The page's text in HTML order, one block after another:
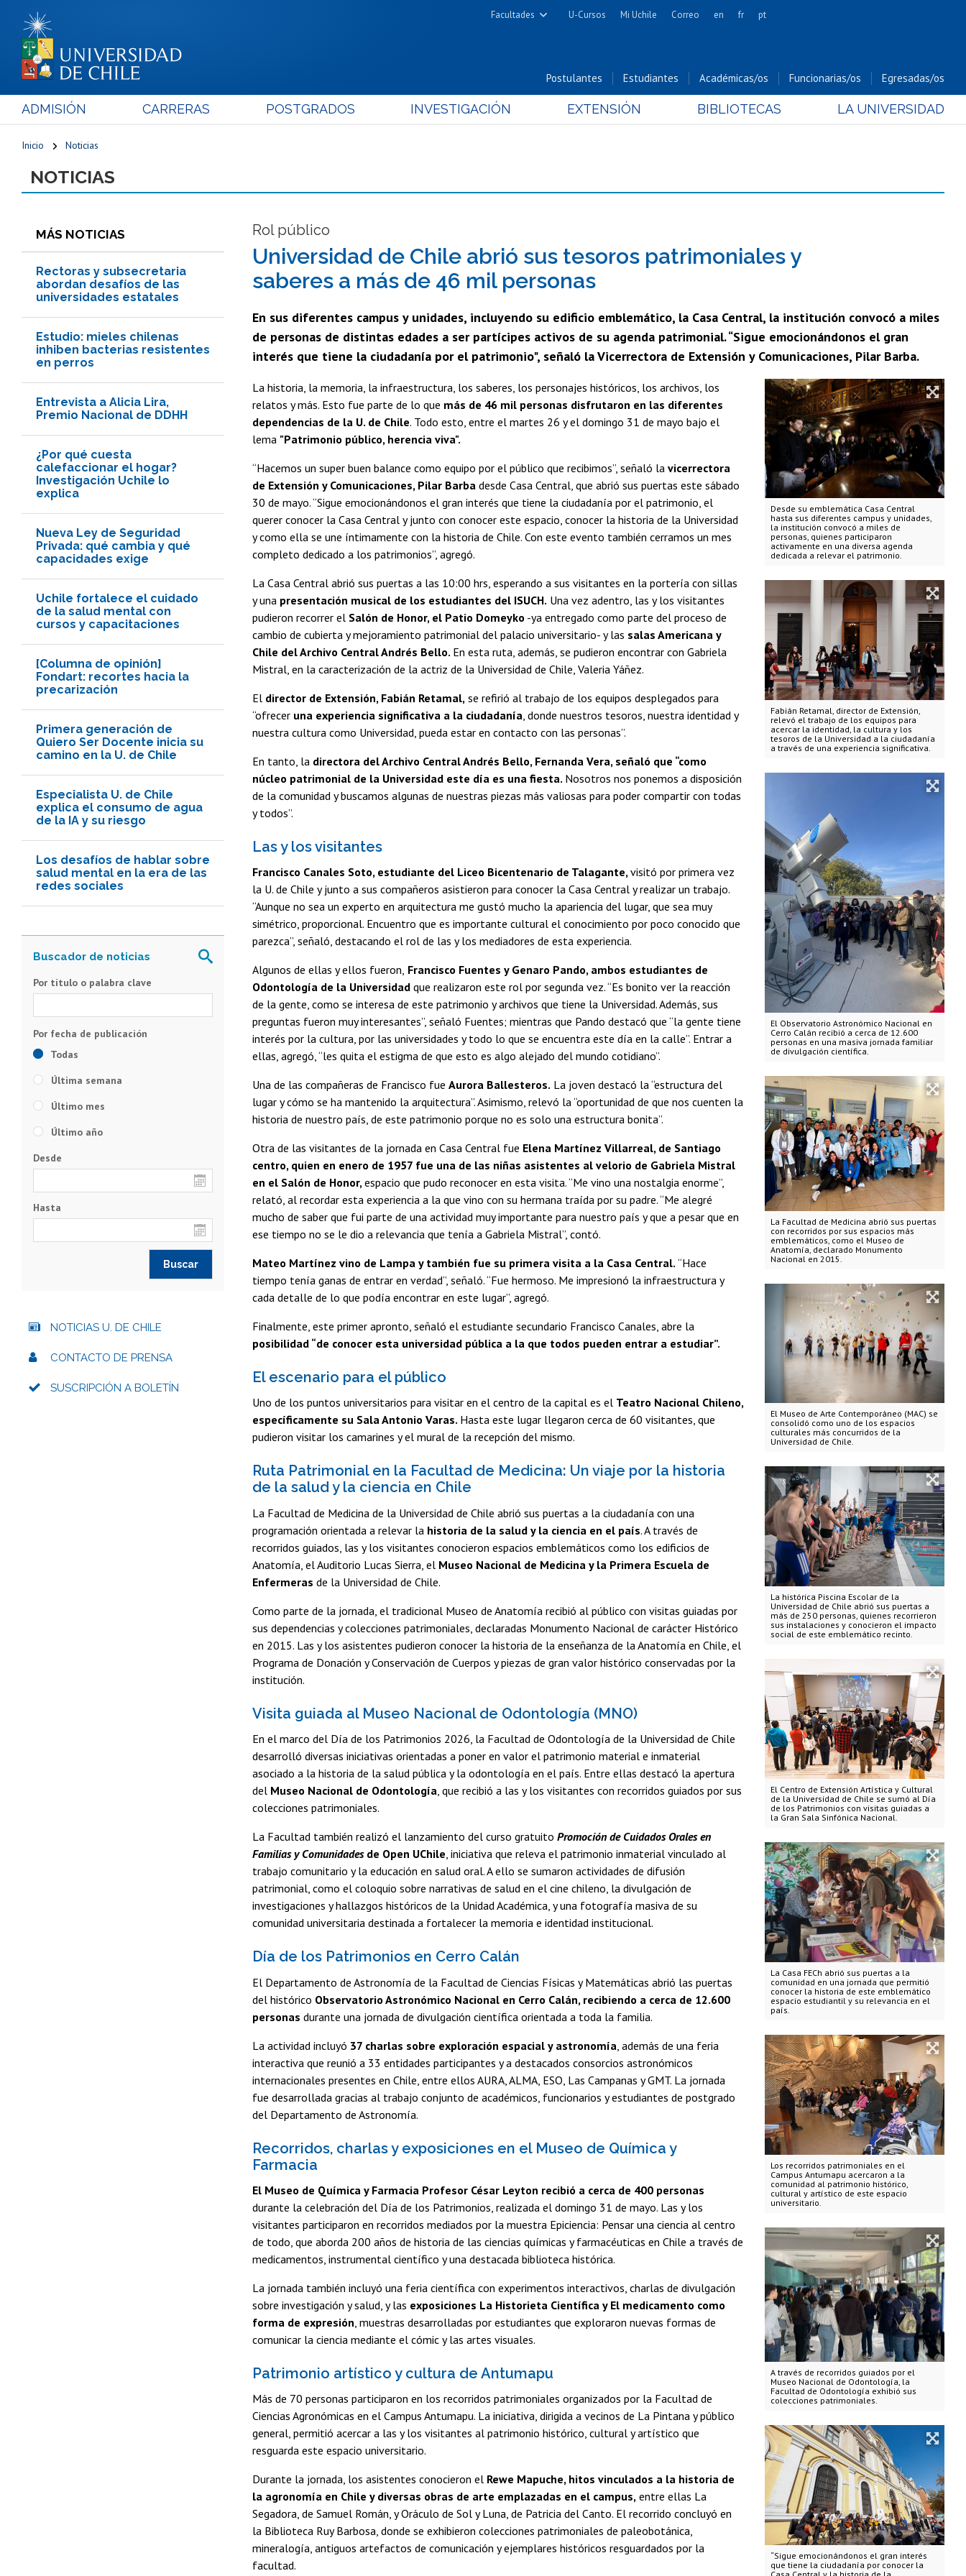
Facultades
Cs. Físicas y Matemáticas
Cs. Forestales y Conservación
Cs. Químicas y Farmacéuticas
Cs. Sociales
Nutrición y Tecnología de
Bachillerato
U-Cursos Mi Uchile Correo en fr pt
Postulantes Estudiantes Académicas/os Funcionarias/os Egresadas/os
ADMISIÓN CARRERAS POSTGRADOS INVESTIGACIÓN EXTENSIÓN BIBLIOTECAS LA UNIVERSIDAD
Inicio Noticias
NOTICIAS
MÁS NOTICIAS
Rectoras y subsecretaria
abordan desafíos de las
universidades estatales
Estudio: mieles chilenas
inhiben bacterias resistentes
en perros
Entrevista a Alicia Lira,
Premio Nacional de DDHH
¿Por qué cuesta
calefaccionar el hogar?
Investigación Uchile lo
explica
Nueva Ley de Seguridad
Privada: qué cambia y qué
capacidades exige
Uchile fortalece el cuidado
de la salud mental con
cursos y capacitaciones
[Columna de opinión]
Fondart: recortes hacia la
precarización
Primera generación de
Quiero Ser Docente inicia su
camino en la U. de Chile
Especialista U. de Chile
explica el consumo de agua
de la IA y su riesgo
Los desafíos de hablar sobre
salud mental en la era de las
redes sociales
Rol público
Universidad de Chile abrió sus tesoros patrimoniales y
saberes a más de 46 mil personas
En sus diferentes campus y unidades, incluyendo su edificio emblemático, la Casa Central, la institución convocó a miles
de personas de distintas edades a ser partícipes activos de su agenda patrimonial. “Sigue emocionándonos el gran
interés que tiene la ciudadanía por el patrimonio", señaló la Vicerrectora de Extensión y Comunicaciones, Pilar Barba.
Desde su emblemática Casa Central
hasta sus diferentes campus y unidades,
la institución convocó a miles de
personas, quienes participaron
activamente en una diversa agenda
dedicada a relevar el patrimonio.
Fabián Retamal, director de Extensión,
relevó el trabajo de los equipos para
acercar la identidad, la cultura y los
tesoros de la Universidad a la ciudadanía
a través de una experiencia significativa.
El Observatorio Astronómico Nacional en
Cerro Calán recibió a cerca de 12.600
personas en una masiva jornada familiar
de divulgación científica.
La Facultad de Medicina abrió sus puertas
con recorridos por sus espacios más
emblemáticos, como el Museo de
Anatomía, declarado Monumento
Nacional en 2015.
El Museo de Arte Contemporáneo (MAC) se
consolidó como uno de los espacios
culturales más concurridos de la
Universidad de Chile.
La histórica Piscina Escolar de la
Universidad de Chile abrió sus puertas a
más de 250 personas, quienes recorrieron
sus instalaciones y conocieron el impacto
social de este emblemático recinto.
El Centro de Extensión Artística y Cultural
de la Universidad de Chile se sumó al Día
de los Patrimonios con visitas guiadas a
la Gran Sala Sinfónica Nacional.
La Casa FECh abrió sus puertas a la
comunidad en una jornada que permitió
conocer la historia de este emblemático
espacio estudiantil y su relevancia en el
país.
Los recorridos patrimoniales en el
Campus Antumapu acercaron a la
comunidad al patrimonio histórico,
cultural y artístico de este espacio
universitario.
A través de recorridos guiados por el
Museo Nacional de Odontología, la
Facultad de Odontología exhibió sus
colecciones patrimoniales.
“Sigue emocionándonos el gran interés
que tiene la ciudadanía por conocer la
La historia, la memoria, la infraestructura, los saberes, los personajes históricos, los archivos, los
relatos y más. Esto fue parte de lo que más de 46 mil personas disfrutaron en las diferentes
dependencias de la U. de Chile. Todo esto, entre el martes 26 y el domingo 31 de mayo bajo el
lema "Patrimonio público, herencia viva".
“Hacemos un super buen balance como equipo por el público que recibimos”, señaló la vicerrectora
de Extensión y Comunicaciones, Pilar Barba desde Casa Central, que abrió sus puertas este sábado
30 de mayo. “Sigue emocionándonos el gran interés que tiene la ciudadanía por el patrimonio, el
querer conocer la Casa Central y junto con conocer este espacio, conocer la historia de la Universidad
y como ella se une íntimamente con la historia de Chile. Con este evento también cerramos un mes
completo dedicado a los patrimonios”, agregó.
La Casa Central abrió sus puertas a las 10:00 hrs, esperando a sus visitantes en la portería con sillas
y una presentación musical de los estudiantes del ISUCH. Una vez adentro, las y los visitantes
pudieron recorrer el Salón de Honor, el Patio Domeyko -ya entregado como parte del proceso de
cambio de cubierta y mejoramiento patrimonial del palacio universitario- y las salas Americana y
Chile del Archivo Central Andrés Bello. En esta ruta, además, se pudieron encontrar con Gabriela
Mistral, en la caracterización de la actriz de la Universidad de Chile, Valeria Yáñez.
El director de Extensión, Fabián Retamal, se refirió al trabajo de los equipos desplegados para
“ofrecer una experiencia significativa a la ciudadanía , donde nuestros tesoros, nuestra identidad y
nuestra cultura como Universidad, pueda estar en contacto con las personas”.
En tanto, la directora del Archivo Central Andrés Bello, Fernanda Vera, señaló que “como
núcleo patrimonial de la Universidad este día es una fiesta. Nosotros nos ponemos a disposición
de la comunidad y buscamos algunas de nuestras piezas más valiosas para poder compartir con todas
y todos”.
Las y los visitantes
Francisco Canales Soto, estudiante del Liceo Bicentenario de Talagante,visitó por primera vez
la U. de Chile y junto a sus compañeros asistieron para conocer la Casa Central y realizar un trabajo.
“Aunque no sea un experto en arquitectura me gustó mucho la apariencia del lugar, que sea muy
simétrico, proporcional. Encuentro que es importante cultural el conocimiento por poco conocido que
parezca”, señaló, destacando el rol de las y los mediadores de esta experiencia.
Algunos de ellas y ellos fueron, Francisco Fuentes y Genaro Pando, ambos estudiantes de
Odontología de la Universidad que realizaron este rol por segunda vez. “Es bonito ver la reacción
de la gente, como se interesa de este patrimonio y archivos que tiene la Universidad. Además, sus
preguntas fueron muy interesantes”, señaló Fuentes; mientras que Pando destacó que “la gente tiene
interés por la cultura, por las universidades y todo lo que se encuentra este día en la calle”. Entrar a
ellas, agregó, “les quita el estigma de que esto es algo alejado del mundo cotidiano”.
Una de las compañeras de Francisco fue Aurora Ballesteros. La joven destacó la “estructura del
lugar y cómo se ha mantenido la arquitectura”. Asimismo, relevó la “oportunidad de que nos cuenten la
historia de nuestro país, de este patrimonio porque no es solo una estructura bonita”.
Otra de las visitantes de la jornada en Casa Central fue Elena Martínez Villarreal, de Santiago
centro, quien en enero de 1957 fue una de las niñas asistentes al velorio de Gabriela Mistral
en el Salón de Honor,espacio que pudo reconocer en esta visita. “Me vino una nostalgia enorme”,
relató, al recordar esta experiencia a la que vino con su hermana traída por su padre. “Me alegré
mucho de saber que fui parte de una actividad muy importante para nuestro país y que a pesar que en
ese tiempo no se le dio a relevancia que tenía a Gabriela Mistral”, contó.
Mateo Martínez vino de Lampa y también fue su primera visita a la Casa Central. “Hace
tiempo tenía ganas de entrar en verdad”, señaló. “Fue hermoso. Me impresionó la infraestructura y
cada detalle de lo que podía encontrar en este lugar”, agregó.
Finalmente, este primer apronto, señaló el estudiante secundario Francisco Canales, abre la
posibilidad “de conocer esta universidad pública a la que todos pueden entrar a estudiar”.
El escenario para el público
Uno de los puntos universitarios para visitar en el centro de la capital es el Teatro Nacional Chileno,
específicamente su Sala Antonio Varas. Hasta este lugar llegaron cerca de 60 visitantes, que
pudieron visitar los camarines y el mural de la recepción del mismo.
Ruta Patrimonial en la Facultad de Medicina: Un viaje por la historia
de la salud y la ciencia en Chile
La Facultad de Medicina de la Universidad de Chile abrió sus puertas a la ciudadanía con una
programación orientada a relevar la historia de la salud y la ciencia en el país. A través de
recorridos guiados, las y los visitantes conocieron espacios emblemáticos como los edificios de
Anatomía, el Auditorio Lucas Sierra, el Museo Nacional de Medicina y la Primera Escuela de
Enfermeras de la Universidad de Chile.
Como parte de la jornada, el tradicional Museo de Anatomía recibió al público con visitas guiadas por
sus dependencias y colecciones patrimoniales, declaradas Monumento Nacional de carácter Histórico
en 2015. Las y los asistentes pudieron conocer la historia de la enseñanza de la Anatomía en Chile, el
Programa de Donación y Conservación de Cuerpos y piezas de gran valor histórico conservadas por la
institución.
Visita guiada al Museo Nacional de Odontología (MNO)
En el marco del Día de los Patrimonios 2026, la Facultad de Odontología de la Universidad de Chile
desarrolló diversas iniciativas orientadas a poner en valor el patrimonio material e inmaterial
asociado a la historia de la salud pública y la odontología en el país. Entre ellas destacó la apertura
del Museo Nacional de Odontología, que recibió a las y los visitantes con recorridos guiados por sus
colecciones patrimoniales.
La Facultad también realizó el lanzamiento del curso gratuito Promoción de Cuidados Orales en
Familias y Comunidadesde Open UChile, iniciativa que releva el patrimonio inmaterial vinculado al
trabajo comunitario y la educación en salud oral. A ello se sumaron actividades de difusión
patrimonial, como el coloquio sobre narrativas de salud en el cine chileno, la divulgación de
investigaciones y hallazgos históricos de la Unidad Académica, y una fotografía masiva de su
comunidad universitaria destinada a fortalecer la memoria e identidad institucional.
Día de los Patrimonios en Cerro Calán
El Departamento de Astronomía de la Facultad de Ciencias Físicas y Matemáticas abrió las puertas
del histórico Observatorio Astronómico Nacional en Cerro Calán, recibiendo a cerca de 12.600
personas durante una jornada de divulgación científica orientada a toda la familia.
La actividad incluyó 37 charlas sobre exploración espacial y astronomía , además de una feria
interactiva que reunió a 33 entidades participantes y a destacados consorcios astronómicos
internacionales presentes en Chile, entre ellos AURA, ALMA, ESO, Las Campanas y GMT. La jornada
fue desarrollada gracias al trabajo conjunto de académicos, funcionarios y estudiantes de postgrado
del Departamento de Astronomía.
Recorridos, charlas y exposiciones en el Museo de Química y
Farmacia
El Museo de Química y Farmacia Profesor César Leyton recibió a cerca de 400 personas
durante la celebración del Día de los Patrimonios, realizada el domingo 31 de mayo. Las y los
visitantes participaron en recorridos mediados por la muestra Epiciencia: Pensar una ciencia al centro
de todo, que aborda 200 años de historia de las ciencias químicas y farmacéuticas en Chile a través de
medicamentos, instrumental científico y una destacada biblioteca histórica.
La jornada también incluyó una feria científica con experimentos interactivos, charlas de divulgación
sobre investigación y salud, y las exposiciones La Historieta Científica y El medicamento como
forma de expresión, muestras desarrolladas por estudiantes que exploraron nuevas formas de
comunicar la ciencia mediante el cómic y las artes visuales.
Patrimonio artístico y cultura de Antumapu
Más de 70 personas participaron en los recorridos patrimoniales organizados por la Facultad de
Ciencias Agronómicas en el Campus Antumapu. La iniciativa, dirigida a vecinos de La Pintana y público
general, permitió acercar a las y los visitantes al patrimonio histórico, cultural y artístico que
resguarda este espacio universitario.
Durante la jornada, los asistentes conocieron el Rewe Mapuche, hitos vinculados a la historia de
la agronomía en Chile y diversas obras de arte emplazadas en el campus, entre ellas La
Segadora, de Samuel Román, y Oráculo de Sol y Luna, de Patricia del Canto. El recorrido concluyó en
la Biblioteca Ruy Barbosa, donde se exhibieron colecciones patrimoniales de paleobotánica,
mineralogía, antiguos artefactos de comunicación y ejemplares históricos resguardados por la
facultad.
Por título o palabra clave
Todas
Última semana
Último mes
Último año
Desde
Hasta
NOTICIAS U. DE CHILE
CONTACTO DE PRENSA
SUSCRIPCIÓN A BOLETÍN